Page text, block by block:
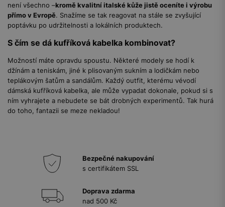
není všechno –kromě kvalitní italské kůže jistě oceníte i výrobu
přímo v Evropě. Snažíme se tak reagovat na stále se zvyšující
poptávku po udržitelnosti a lokálních produktech.
S čím se dá kufříková kabelka kombinovat?
Možností máte opravdu spoustu. Některé modely se hodí k
džínám a teniskám, jiné k plisovaným sukním a lodičkám nebo
teplákovým šatům a sandálům. Každý outfit, kterému vévodí
dámská kufříková kabelka, ale může vypadat dokonale, pokud si s
ním vyhrajete a nebudete se bát drobných experimentů. Tak hurá
do toho, fantazii se meze nekladou!
Bezpečné nakupování
s certifikátem SSL
Doprava zdarma
nad 500 Kč